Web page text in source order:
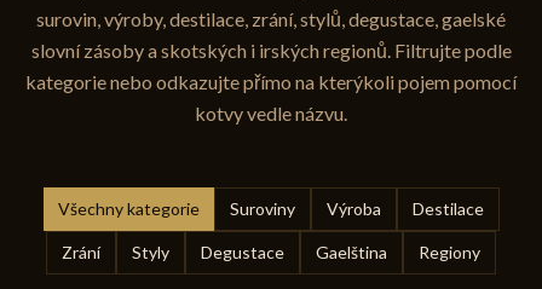
surovin, výroby, destilace, zrání, stylů, degustace, gaelské
slovní zásoby a skotských i irských regionů. Filtrujte podle
kategorie nebo odkazujte přímo na kterýkoli pojem pomocí
kotvy vedle názvu.
Všechny kategorie Suroviny Výroba Destilace
Zrání Styly Degustace Gaelština Regiony